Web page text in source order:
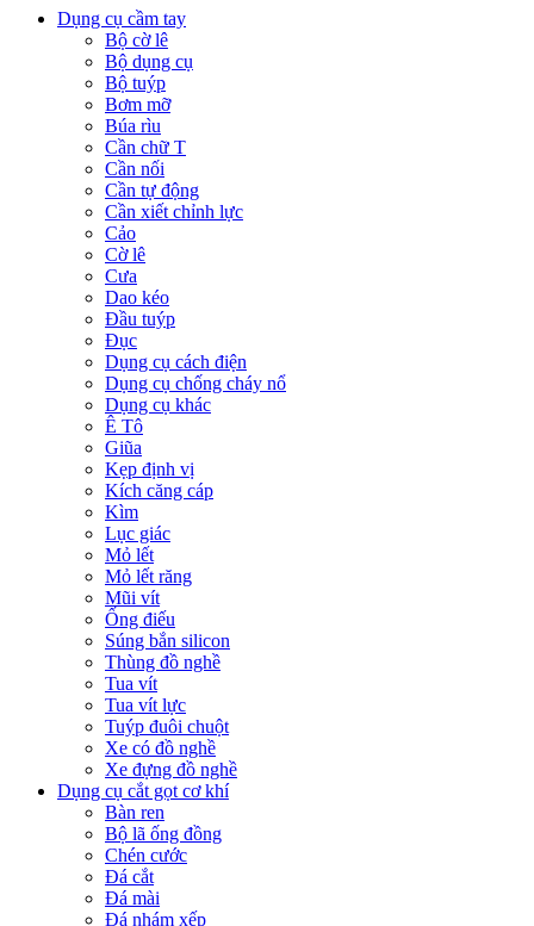
Dụng cụ cầm tay
Bộ cờ lê
Bộ dụng cụ
Bộ tuýp
Bơm mỡ
Búa rìu
Cần chữ T
Cần nối
Cần tự động
Cần xiết chỉnh lực
Cảo
Cờ lê
Cưa
Dao kéo
Đầu tuýp
Đục
Dụng cụ cách điện
Dụng cụ chống cháy nổ
Dụng cụ khác
Ê Tô
Giũa
Kẹp định vị
Kích căng cáp
Kìm
Lục giác
Mỏ lết
Mỏ lết răng
Mũi vít
Ống điếu
Súng bắn silicon
Thùng đồ nghề
Tua vít
Tua vít lực
Tuýp đuôi chuột
Xe có đồ nghề
Xe đựng đồ nghề
Dụng cụ cắt gọt cơ khí
Bàn ren
Bộ lã ống đồng
Chén cước
Đá cắt
Đá mài
Đá nhám xếp